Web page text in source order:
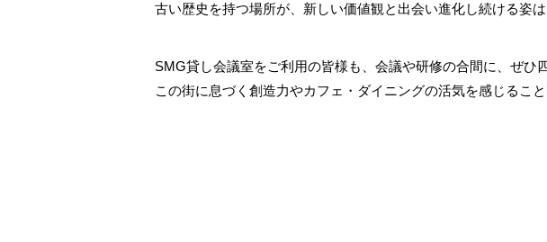
古い歴史を持つ場所が、新しい価値観と出会い進化し続ける姿
SMG貸し会議室をご利用の皆様も、会議や研修の合間に、ぜひ
この街に息づく創造力やカフェ・ダイニングの活気を感じるこ